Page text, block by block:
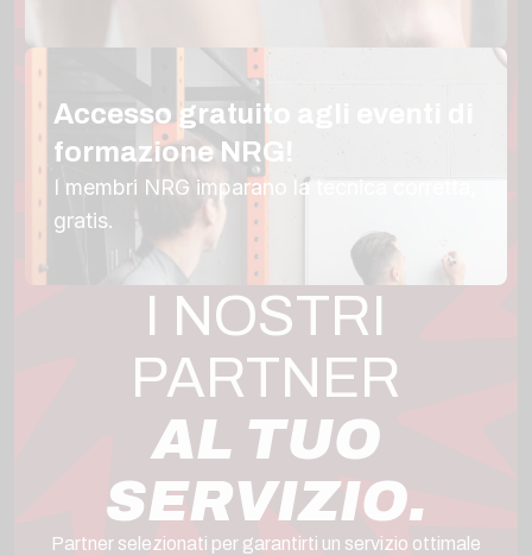
Accesso gratuito agli eventi di
formazione NRG!
I membri NRG imparano la tecnica corretta,
gratis.
I NOSTRI
PARTNER
AL TUO
SERVIZIO.
Partner selezionati per garantirti un servizio ottimale